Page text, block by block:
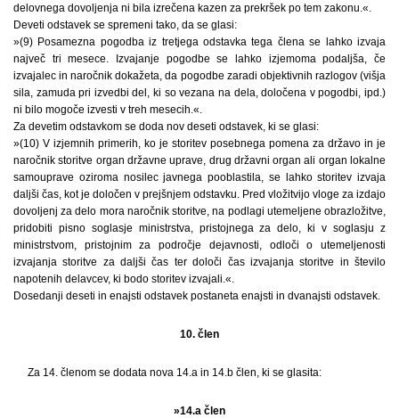
delovnega dovoljenja ni bila izrečena kazen za prekršek po tem zakonu.«.
Deveti odstavek se spremeni tako, da se glasi:
»(9) Posamezna pogodba iz tretjega odstavka tega člena se lahko izvaja
največ tri mesece. Izvajanje pogodbe se lahko izjemoma podaljša, če
izvajalec in naročnik dokažeta, da pogodbe zaradi objektivnih razlogov (višja
sila, zamuda pri izvedbi del, ki so vezana na dela, določena v pogodbi, ipd.)
ni bilo mogoče izvesti v treh mesecih.«.
Za devetim odstavkom se doda nov deseti odstavek, ki se glasi:
»(10) V izjemnih primerih, ko je storitev posebnega pomena za državo in je
naročnik storitve organ državne uprave, drug državni organ ali organ lokalne
samouprave oziroma nosilec javnega pooblastila, se lahko storitev izvaja
daljši čas, kot je določen v prejšnjem odstavku. Pred vložitvijo vloge za izdajo
dovoljenj za delo mora naročnik storitve, na podlagi utemeljene obrazložitve,
pridobiti pisno soglasje ministrstva, pristojnega za delo, ki v soglasju z
ministrstvom, pristojnim za področje dejavnosti, odloči o utemeljenosti
izvajanja storitve za daljši čas ter določi čas izvajanja storitve in število
napotenih delavcev, ki bodo storitev izvajali.«.
Dosedanji deseti in enajsti odstavek postaneta enajsti in dvanajsti odstavek.
10. člen
Za 14. členom se dodata nova 14.a in 14.b člen, ki se glasita:
»14.a člen